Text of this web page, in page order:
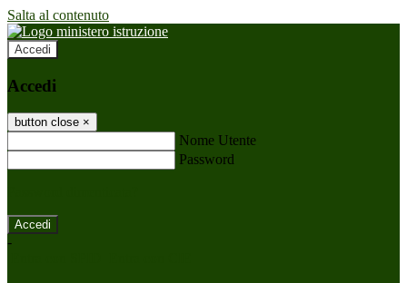
Salta al contenuto
Accedi
Accedi
button close ×
Nome Utente
Password
-